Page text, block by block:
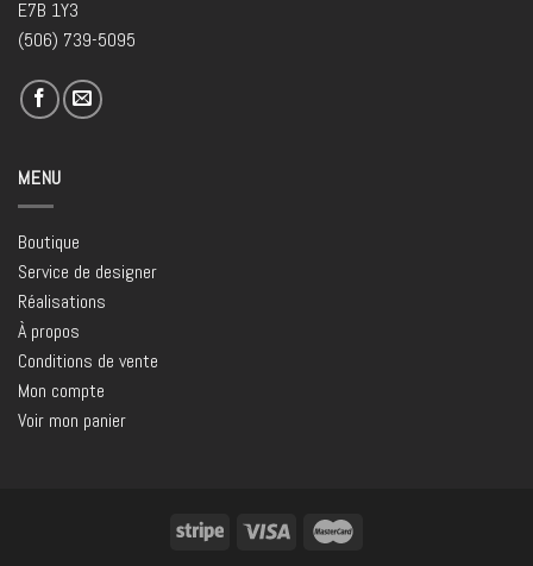
E7B 1Y3
(506) 739-5095
MENU
Boutique
Service de designer
Réalisations
À propos
Conditions de vente
Mon compte
Voir mon panier